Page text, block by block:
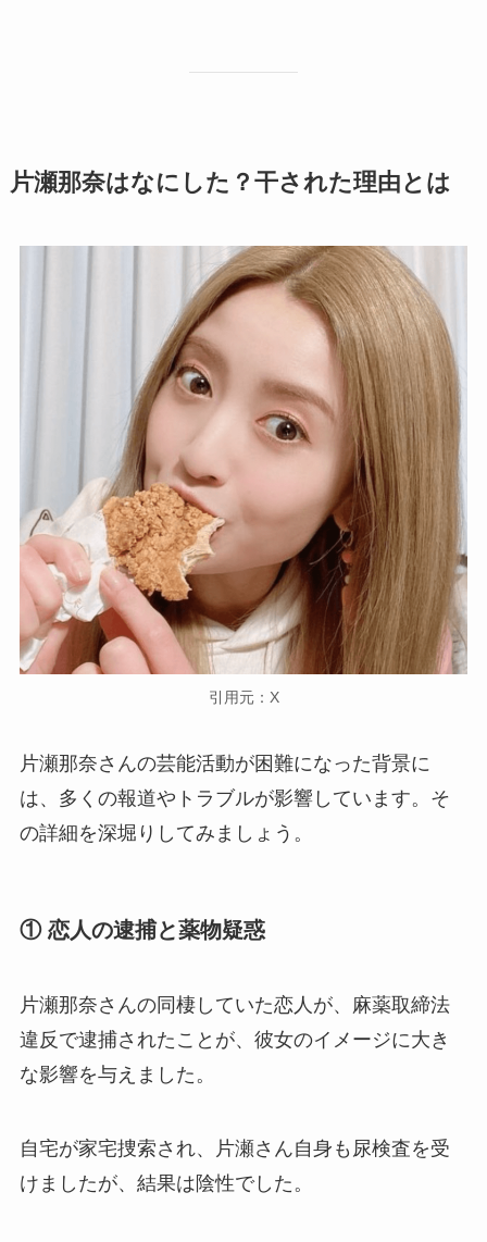
片瀬那奈はなにした？干された理由とは
引用元：X
片瀬那奈さんの芸能活動が困難になった背景に
は、多くの報道やトラブルが影響しています。そ
の詳細を深堀りしてみましょう。
① 恋人の逮捕と薬物疑惑
片瀬那奈さんの同棲していた恋人が、麻薬取締法
違反で逮捕されたことが、彼女のイメージに大き
な影響を与えました。
自宅が家宅捜索され、片瀬さん自身も尿検査を受
けましたが、結果は陰性でした。